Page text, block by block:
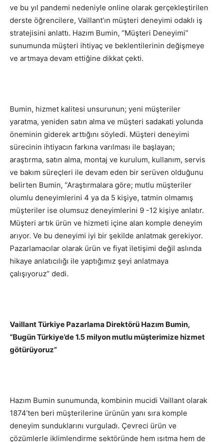
ve bu yıl pandemi nedeniyle online olarak gerçekleştirilen
derste öğrencilere, Vaillant’ın müşteri deneyimi odaklı iş
stratejisini anlattı. Hazım Bumin, “Müşteri Deneyimi”
sunumunda müşteri ihtiyaç ve beklentilerinin değişmeye
ve artmaya devam ettiğine dikkat çekti.
Bumin, hizmet kalitesi unsurunun; yeni müşteriler
yaratma, yeniden satın alma ve müşteri sadakati yolunda
öneminin giderek arttığını söyledi. Müşteri deneyimi
sürecinin ihtiyacın farkına varılması ile başlayan;
araştırma, satın alma, montaj ve kurulum, kullanım, servis
ve bakım süreçleri ile devam eden bir serüven olduğunu
belirten Bumin, “Araştırmalara göre; mutlu müşteriler
olumlu deneyimlerini 4 ya da 5 kişiye, tatmin olmamış
müşteriler ise olumsuz deneyimlerini 9 -12 kişiye anlatır.
Müşteri artık ürün ve hizmeti içine alan komple deneyim
arıyor. Ve bu deneyimi iyi bir şekilde anlatmak gerekiyor.
Pazarlamacılar olarak ürün ve fiyat iletişimi değil aslında
hikaye anlatıcılığı ile yaptığımız şeyi anlatmaya
çalışıyoruz” dedi.
Vaillant Türkiye Pazarlama Direktörü Hazım Bumin,
“Bugün Türkiye’de 1.5 milyon mutlu müşterimize hizmet
götürüyoruz”
Hazım Bumin sunumunda, kombinin mucidi Vaillant olarak
1874’ten beri müşterilerine ürünün yanı sıra komple
deneyim sunduklarını vurguladı. Çevreci ürün ve
çözümlerle iklimlendirme sektöründe hem ısıtma hem de